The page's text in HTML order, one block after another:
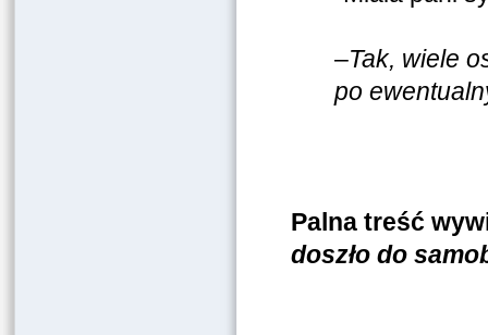
–Tak, wiele
po
Palna treść
doszło do